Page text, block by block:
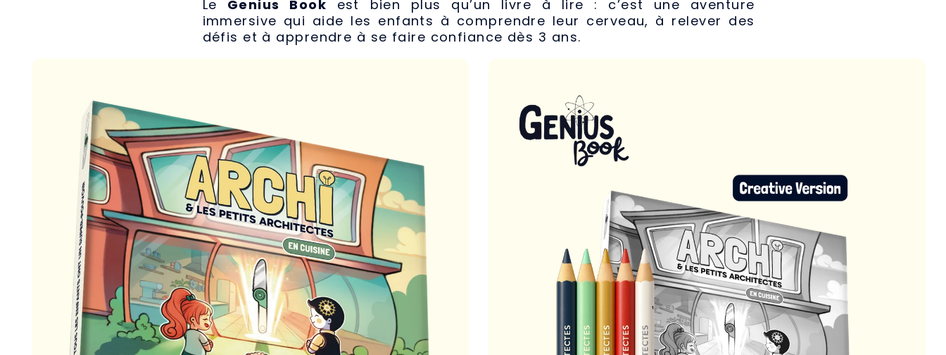
Le Genius Book est bien plus qu’un livre à lire : c’est une aventure
immersive qui aide les enfants à comprendre leur cerveau, à relever des
défis et à apprendre à se faire confiance dès 3 ans.